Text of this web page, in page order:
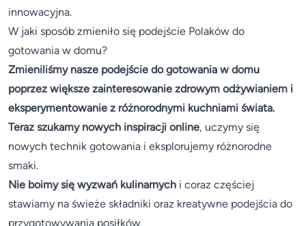
innowacyjna.
W jaki sposób zmieniło się podejście Polaków do
gotowania w domu?
Zmieniliśmy nasze podejście do gotowania w domu
poprzez większe zainteresowanie zdrowym odżywianiem i
eksperymentowanie z różnorodnymi kuchniami świata.
Teraz szukamy nowych inspiracji online, uczymy się
nowych technik gotowania i eksplorujemy różnorodne
smaki.
Nie boimy się wyzwań kulinarnych i coraz częściej
stawiamy na świeże składniki oraz kreatywne podejścia do
przygotowywania posiłków.